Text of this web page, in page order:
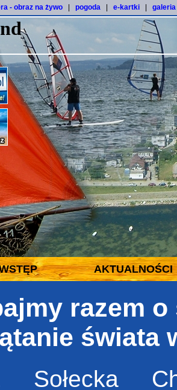
- obraz na żywo pogoda e-kartki
AKTUALNOŚCI
razem
świata
Sołecka